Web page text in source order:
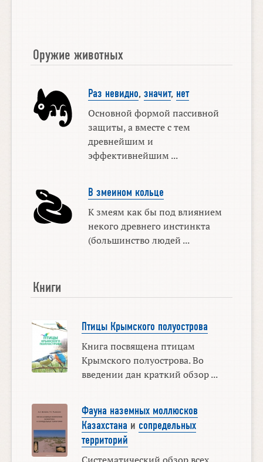
Оружие животных
Раз невидно, значит, нет
Основной формой пассивной
защиты, а вместе с тем
древнейшим и
эффективнейшим ...
В змеином кольце
К змеям как бы под влиянием
некого древнего инстинкта
(большинство людей ...
Книги
Птицы Крымского полуострова
Книга посвящена птицам
Крымского полуострова. Во
введении дан краткий обзор ...
Фауна наземных моллюсков
Казахстана и сопредельных
территорий